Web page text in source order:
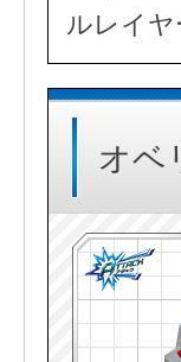
ルレイヤ
オベ